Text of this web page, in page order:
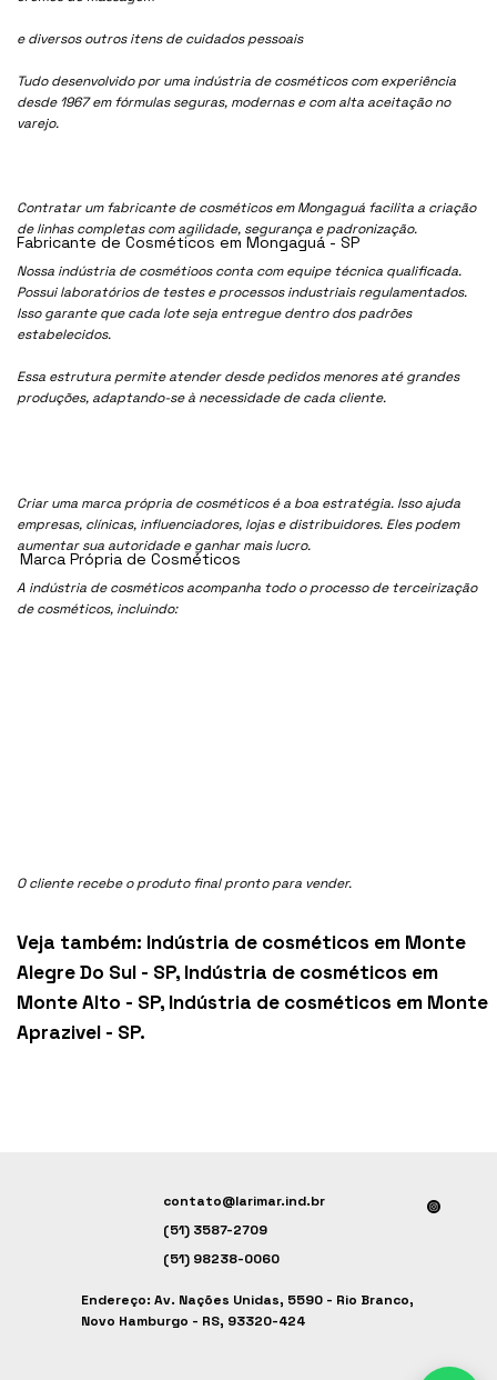
e diversos outros itens de cuidados pessoais
Tudo desenvolvido por uma indústria de cosméticos com experiência
desde 1967 em fórmulas seguras, modernas e com alta aceitação no
varejo.
Contratar um fabricante de cosméticos em Mongaguá facilita a criação
de linhas completas com agilidade, segurança e padronização.
Nossa indústria de cosmétioos conta com equipe técnica qualificada.
Possui laboratórios de testes e processos industriais regulamentados.
Isso garante que cada lote seja entregue dentro dos padrões
estabelecidos.
Essa estrutura permite atender desde pedidos menores até grandes
produções, adaptando-se à necessidade de cada cliente.
Criar uma marca própria de cosméticos é a boa estratégia. Isso ajuda
empresas, clínicas, influenciadores, lojas e distribuidores. Eles podem
aumentar sua autoridade e ganhar mais lucro.
A indústria de cosméticos acompanha todo o processo de terceirização
de cosméticos, incluindo:
O cliente recebe o produto final pronto para vender.
Veja também: Indústria de cosméticos em Monte
Alegre Do Sul - SP, Indústria de cosméticos em
Monte Alto - SP, Indústria de cosméticos em Monte
Aprazivel - SP.
Fabricante de Cosméticos em Mongaguá - SP
Marca Própria de Cosméticos
contato@larimar.ind.br
(51) 3587-2709
(51) 98238-0060
Endereço: Av. Nações Unidas, 5590 - Rio Branco,
Novo Hamburgo - RS, 93320-424